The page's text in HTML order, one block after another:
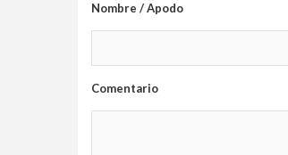
Nombre / Apodo
Comentario